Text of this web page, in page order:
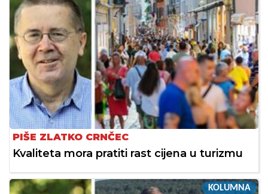
PIŠE ZLATKO CRNČEC
Kvaliteta mora pratiti rast cijena u turizmu
KOLUMNA